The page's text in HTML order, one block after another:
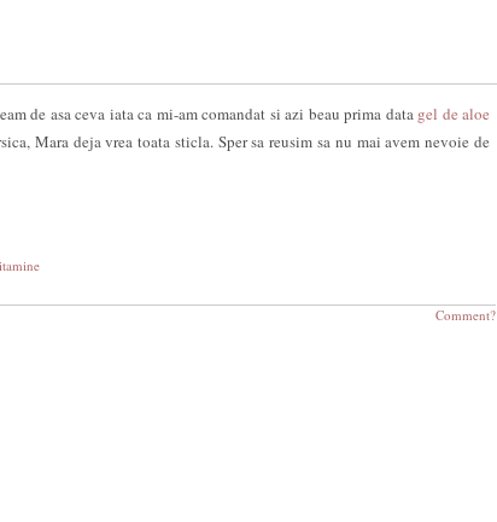
de asa ceva iata ca mi-am comandat si azi beau prima data gel de aloe
Mara deja vrea toata sticla. Sper sa reusim sa nu mai avem nevoie de
Comment?